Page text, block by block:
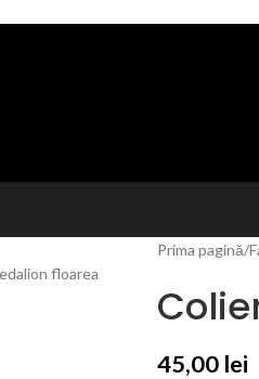
Prima pagină/
45,00 lei